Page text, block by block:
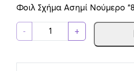
Φοιλ Σχήμα Ασημί Νούμερο
-
ο
λ
+